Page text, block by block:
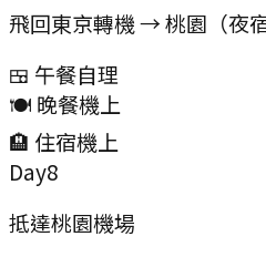
飛回東京轉機 → 桃園（夜宿
🍱 午餐自理
🍽️ 晚餐機上
🏨 住宿機上
Day8
抵達桃園機場